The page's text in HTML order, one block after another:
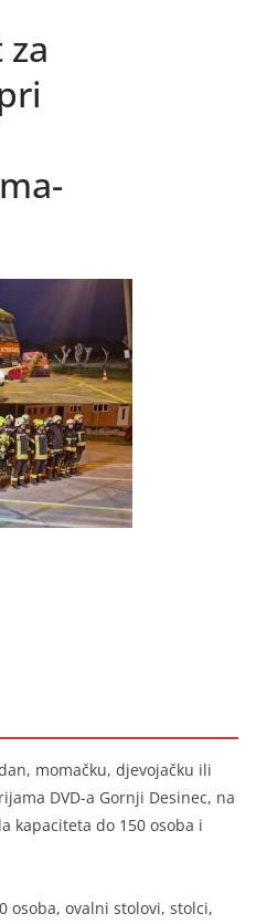
momačku, djevojačku ili
DVD-a Gornji Desinec, na
kapaciteta do 150 osoba i
osoba, ovalni stolovi, stolci,